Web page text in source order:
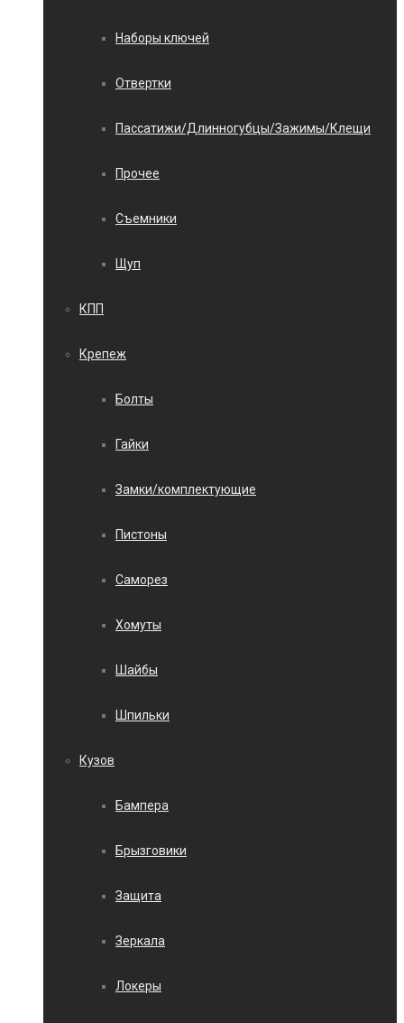
Наборы ключей
Отвертки
Пассатижи/Длинногубцы/Зажимы/Клещи
Прочее
Съемники
Щуп
КПП
Крепеж
Болты
Гайки
Замки/комплектующие
Пистоны
Саморез
Хомуты
Шайбы
Шпильки
Кузов
Бампера
Брызговики
Защита
Зеркала
Локеры